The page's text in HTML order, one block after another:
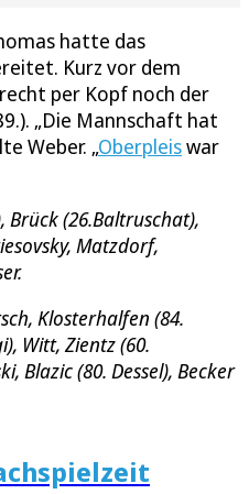
hatte das
Kurz vor dem
per Kopf noch der
„Die Mannschaft hat
Weber. „Oberpleiswar
Brück (26.Baltruschat),
Matzdorf,
Klosterhalfen (84.
Witt, Zientz (60.
Blazic (80. Dessel), Becker